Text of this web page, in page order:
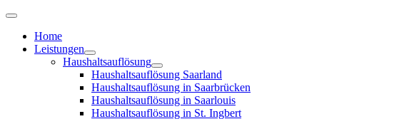
Home
Leistungen
Haushaltsauflösung
Haushaltsauflösung Saarland
Haushaltsauflösung in Saarbrücken
Haushaltsauflösung in Saarlouis
Haushaltsauflösung in St. Ingbert